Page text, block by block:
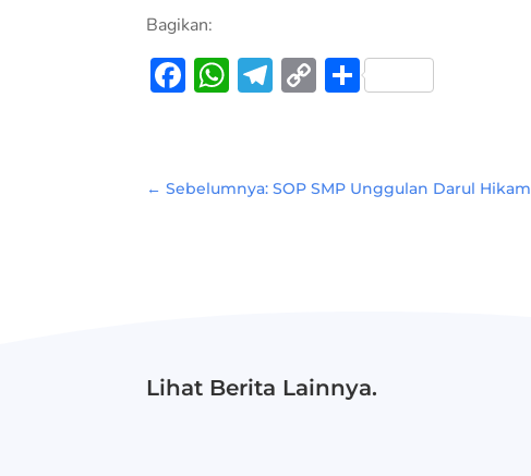
Bagikan:
Facebook
WhatsApp
Telegram
CopyShare
←Sebelumnya: SOP SMP Unggulan Darul Hikam
Lihat Berita Lainnya.